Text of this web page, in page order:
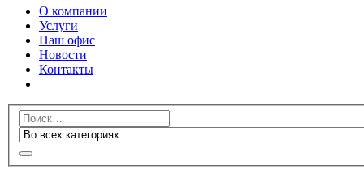
О компании
Услуги
Наш офис
Новости
Контакты